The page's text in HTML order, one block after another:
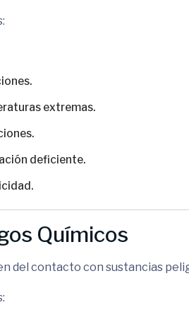
extremas.
deficiente.
Químicos
del contacto con sustancias